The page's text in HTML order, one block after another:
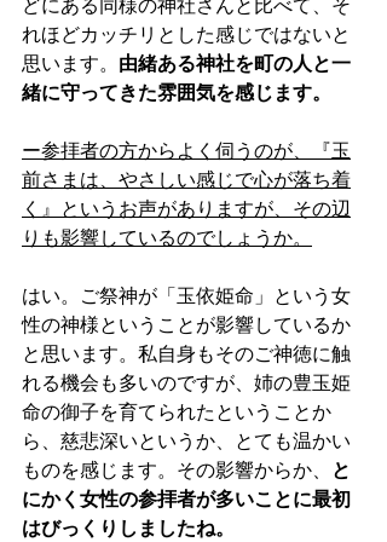
どにある同様の神社さんと比べて、そ
れほどカッチリとした感じではないと
思います。 由緒ある神社を町の人と一
緒に守ってきた雰囲気を感じます。
ー参拝者の方からよく伺うのが、『玉
前さまは、やさしい感じで心が落ち着
く』というお声がありますが、その辺
りも影響しているのでしょうか。
はい。ご祭神が「玉依姫命」という女
性の神様ということが影響しているか
と思います。私自身もそのご神徳に触
れる機会も多いのですが、姉の豊玉姫
命の御子を育てられたということか
ら、慈悲深いというか、とても温かい
ものを感じます。その影響からか、
と
にかく女性の参拝者が多いことに最初
はびっくりしましたね。